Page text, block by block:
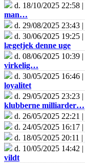
d. 18/10/2025 22:58 |
man…
d. 29/08/2025 23:43 |
d. 30/06/2025 19:25 |
lægetjek denne uge
d. 08/06/2025 10:39 |
virkelig…
d. 30/05/2025 16:46 |
loyalitet
d. 29/05/2025 23:23 |
klubberne milliarder…
d. 26/05/2025 22:21 |
d. 24/05/2025 16:17 |
d. 18/05/2025 20:11 |
d. 10/05/2025 14:42 |
vildt